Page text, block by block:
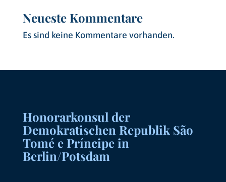
Neueste Kommentare
Es sind keine Kommentare vorhanden.
Honorarkonsul der
Demokratischen Republik São
Tomé e Príncipe in
Berlin/Potsdam